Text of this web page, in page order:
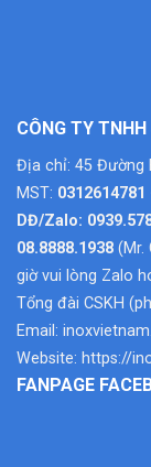
CÔNG TY
Địa chỉ: 45 Đường
MST:
DĐ/Zalo:
08.8888.1938 (Mr.
giờ vui lòng Zalo
Tổng đài CSKH
Email:
Website: https://
FANPAGE